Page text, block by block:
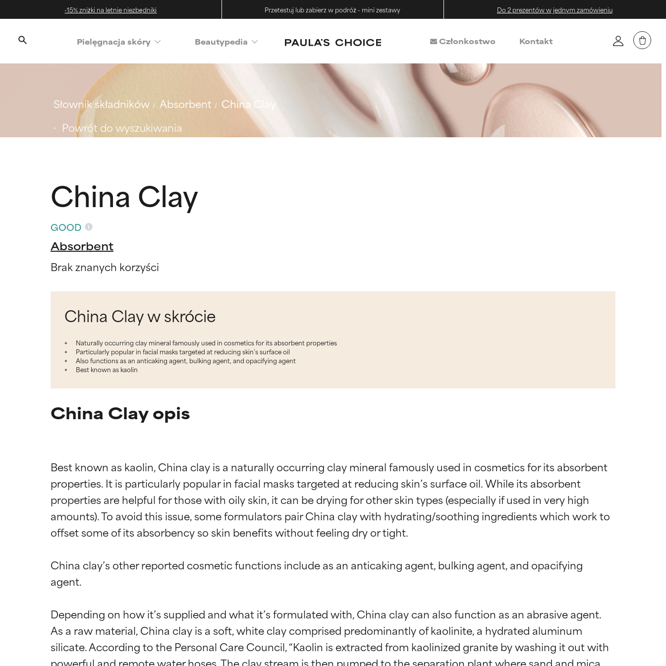
-15% zniżki na letnie niezbędniki Przetestuj lub zabierz w podróż - mini zestawy Do 2 prezentów w jednym zamówieniu
‌Pielęgnacja skóry Beautypedia Członkostwo Kontakt
Słownik składników Absorbent
China Clay
Powrót do wyszukiwania
China Clay
GOOD
Absorbent
Brak znanych korzyści
China Clay w skrócie
Naturally occurring clay mineral famously used in cosmetics for its absorbent properties
Particularly popular in facial masks targeted at reducing skin’s surface oil
Also functions as an anticaking agent, bulking agent, and opacifying agent
Best known as kaolin
China Clay opis
Best known as kaolin, China clay is a naturally occurring clay mineral famously used in cosmetics for its absorbent
properties. It is particularly popular in facial masks targeted at reducing skin’s surface oil. While its absorbent
properties are helpful for those with oily skin, it can be drying for other skin types (especially if used in very high
amounts). To avoid this issue, some formulators pair China clay with hydrating/soothing ingredients which work to
offset some of its absorbency so skin benefits without feeling dry or tight.
China clay’s other reported cosmetic functions include as an anticaking agent, bulking agent, and opacifying
agent.
Depending on how it’s supplied and what it’s formulated with, China clay can also function as an abrasive agent.
As a raw material, China clay is a soft, white clay comprised predominantly of kaolinite, a hydrated aluminum
silicate. According to the Personal Care Council, “Kaolin is extracted from kaolinized granite by washing it out with
powerful and remote water hoses. The clay stream is then pumped to the separation plant where sand and mica